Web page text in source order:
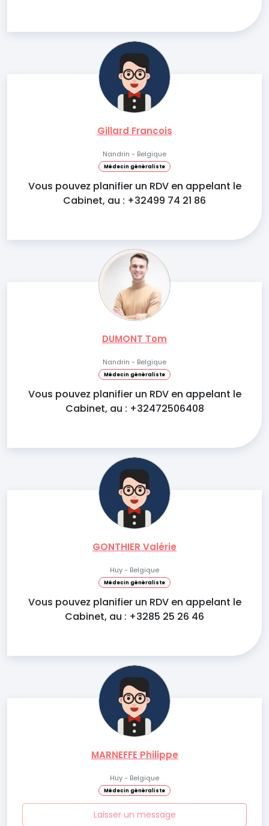
Gillard Francois
Nandrin - Belgique
Médecin généraliste
Vous pouvez planifier un RDV en appelant le
Cabinet, au : +32499 74 21 86
DUMONT Tom
Nandrin - Belgique
Médecin généraliste
Vous pouvez planifier un RDV en appelant le
Cabinet, au : +32472506408
GONTHIER Valérie
Huy - Belgique
Médecin généraliste
Vous pouvez planifier un RDV en appelant le
Cabinet, au : +3285 25 26 46
MARNEFFE Philippe
Huy - Belgique
Médecin généraliste
Laisser un message